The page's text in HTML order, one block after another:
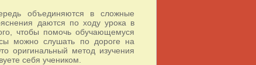
объединяются в сложные
даются по ходу урока в
чтобы помочь обучающемуся
можно слушать по дороге на
оригинальный метод изучения
себя учеником.